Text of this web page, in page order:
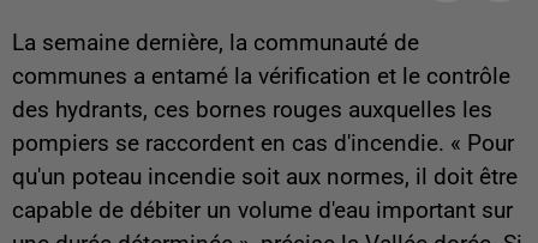
La semaine dernière, la communauté de
communes a entamé la vérification et le contrôle
des hydrants, ces bornes rouges auxquelles les
pompiers se raccordent en cas d'incendie. « Pour
qu'un poteau incendie soit aux normes, il doit être
capable de débiter un volume d'eau important sur